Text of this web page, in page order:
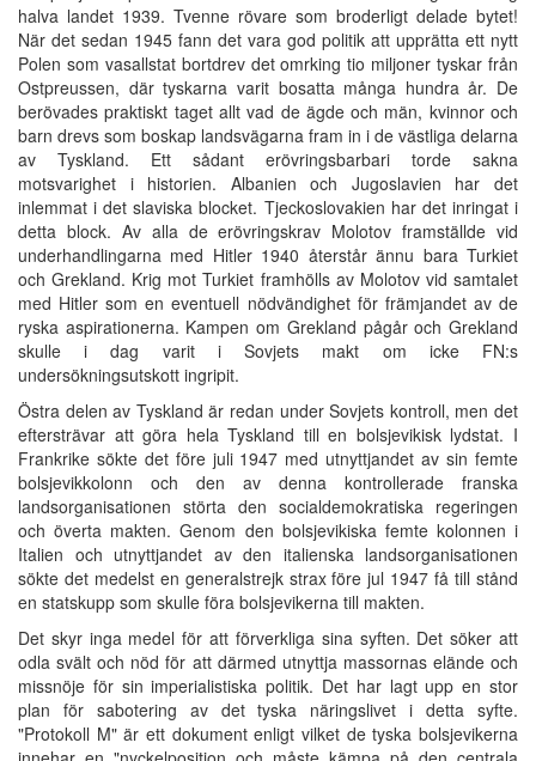
halva landet 1939. Tvenne rövare som broderligt delade bytet!
När det sedan 1945 fann det vara god politik att upprätta ett nytt
Polen som vasallstat bortdrev det omrking tio miljoner tyskar från
Ostpreussen, där tyskarna varit bosatta många hundra år. De
berövades praktiskt taget allt vad de ägde och män, kvinnor och
barn drevs som boskap landsvägarna fram in i de västliga delarna
av Tyskland. Ett sådant erövringsbarbari torde sakna
motsvarighet i historien. Albanien och Jugoslavien har det
inlemmat i det slaviska blocket. Tjeckoslovakien har det inringat i
detta block. Av alla de erövringskrav Molotov framställde vid
underhandlingarna med Hitler 1940 återstår ännu bara Turkiet
och Grekland. Krig mot Turkiet framhölls av Molotov vid samtalet
med Hitler som en eventuell nödvändighet för främjandet av de
ryska aspirationerna. Kampen om Grekland pågår och Grekland
skulle i dag varit i Sovjets makt om icke FN:s
undersökningsutskott ingripit.
Östra delen av Tyskland är redan under Sovjets kontroll, men det
eftersträvar att göra hela Tyskland till en bolsjevikisk lydstat. I
Frankrike sökte det före juli 1947 med utnyttjandet av sin femte
bolsjevikkolonn och den av denna kontrollerade franska
landsorganisationen störta den socialdemokratiska regeringen
och överta makten. Genom den bolsjevikiska femte kolonnen i
Italien och utnyttjandet av den italienska landsorganisationen
sökte det medelst en generalstrejk strax före jul 1947 få till stånd
en statskupp som skulle föra bolsjevikerna till makten.
Det skyr inga medel för att förverkliga sina syften. Det söker att
odla svält och nöd för att därmed utnyttja massornas elände och
missnöje för sin imperialistiska politik. Det har lagt upp en stor
plan för sabotering av det tyska näringslivet i detta syfte.
"Protokoll M" är ett dokument enligt vilket de tyska bolsjevikerna